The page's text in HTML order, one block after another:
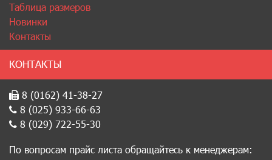
Таблица размеров
Новинки
Контакты
КОНТАКТЫ
8 (0162) 41-38-27
8 (025) 933-66-63
8 (029) 722-55-30
По вопросам прайс листа обращайтесь к менеджерам: